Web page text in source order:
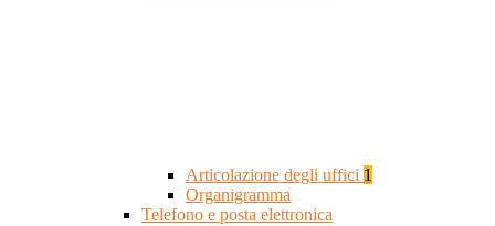
Articolazione degli uffici 1
Organigramma
Telefono e posta elettronica